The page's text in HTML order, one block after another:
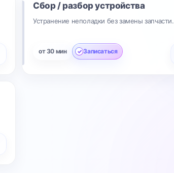
Сбор / разбор устройства
Устранение неполадки без замены запчасти.
от 30 мин Записаться